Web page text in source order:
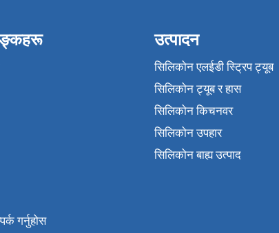
गर्नुहोस
उत्पादन
सिलिकोन एलईडी स्ट्रिप ट्यूब
सिलिकोन ट्यूब र हास
सिलिकोन किचनवर
सिलिकोन उपहार
सिलिकोन बाह्य उत्पाद